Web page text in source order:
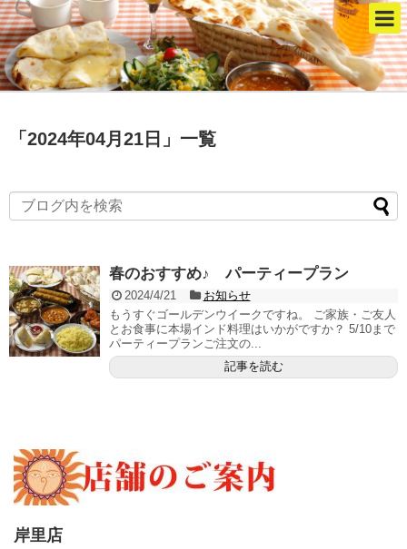
「 2024年04月21日 」 一覧
春のおすすめ♪ パーティープラン
2024/4/21
お知らせ
もうすぐゴールデンウイークですね。 ご家族・ご友人
とお食事に本場インド料理はいかがですか？ 5/10まで
パーティープランご注文の...
記事を読む
岸里店